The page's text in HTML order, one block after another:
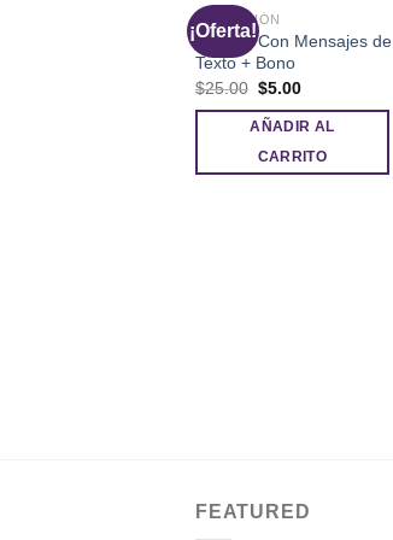
¡Oferta!
SEDUCCIÓN
Seducir Con Mensajes de
Texto + Bono
$25.00 El
original
era:
$25.00.
$5.00El
actual
es:
$5.00.
AÑADIR AL
CARRITO
FEATURED